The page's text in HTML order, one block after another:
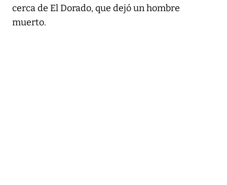
cerca de El Dorado, que dejó un hombre
muerto.